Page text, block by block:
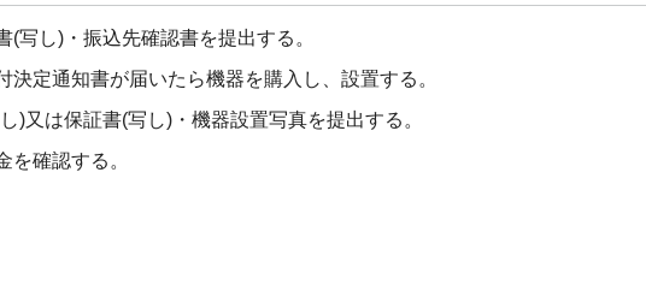
写し)・振込先確認書を提出する。
定通知書が届いたら機器を購入し、設置する。
)又は保証書(写し)・機器設置写真を提出する。
を確認する。